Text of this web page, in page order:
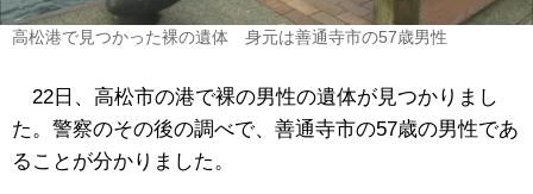
高松港で見つかった裸の遺体 身元は善通寺市の57歳男性
22日、高松市の港で裸の男性の遺体が見つかりまし
た。警察のその後の調べで、善通寺市の57歳の男性であ
ることが分かりました。